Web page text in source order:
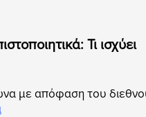
Τι ισχύει
με απόφαση του